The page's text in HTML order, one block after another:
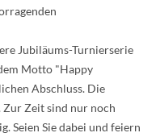
Jubiläums-Turnierserie
Motto "Happy
Abschluss. Die
Zur Zeit sind nur noch
Seien Sie dabei und feiern